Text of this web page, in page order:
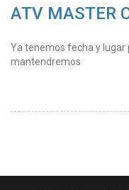
ATV MASTER
Ya tenemos fecha y lugar
mantendremos